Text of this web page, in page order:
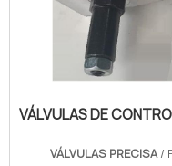
VÁLVULAS DE
VÁLVULAS PRECISA/